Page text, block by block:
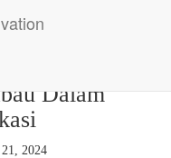
Dalam
2024